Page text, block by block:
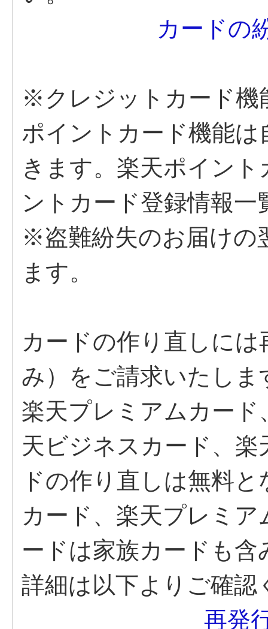
カードの
※クレジットカード機
ポイントカード機能
きます。楽天ポイン
ントカード登録情報
※盗難紛失のお届けの
ます。
カードの作り直しに
み）をご請求いたし
楽天プレミアムカー
天ビジネスカード、
ドの作り直しは無料
カード、楽天プレミ
ードは家族カードも含
詳細は以下よりご確認
再発